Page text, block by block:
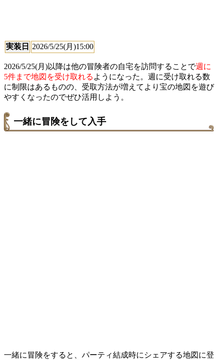
実装日 2026/5/25(月)15:00
2026/5/25(月)以降は他の冒険者の自宅を訪問することで週に
5件まで地図を受け取れる ようになった。週に受け取れる数
に制限はあるものの、受取方法が増えてより宝の地図を遊び
やすくなったのでぜひ活用しよう。
一緒に冒険をして入手
一緒に冒険をすると、パーティ結成時にシェアする地図に登